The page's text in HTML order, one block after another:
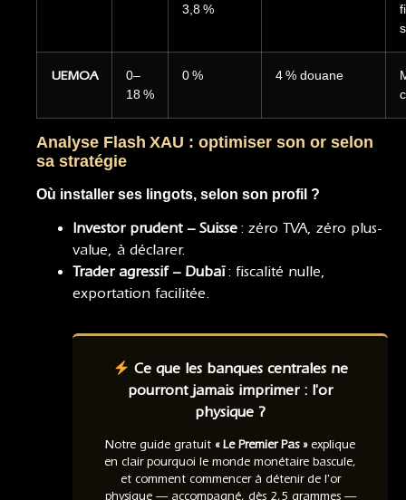
3,8 %
UEMOA
0–
18 %
0 % 4 % douane
Analyse Flash XAU : optimiser son or selon
sa stratégie
Où installer ses lingots, selon son profil ?
Investor prudent – Suisse : zéro TVA, zéro plus-
value, à déclarer.
Trader agressif – Dubaï: fiscalité nulle,
exportation facilitée.
Ce que les banques centrales ne
pourront jamais imprimer : l'or
physique ?
Notre guide gratuit « Le Premier Pas »explique
en clair pourquoi le monde monétaire bascule,
et comment commencer à détenir de l'or
physique — accompagné, dès 2,5 grammes —